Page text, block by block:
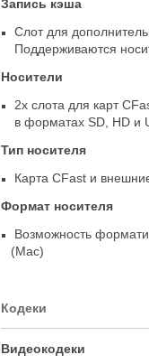
Запись кэша
Слот для
Поддерживаются
Носители
2х слота для карт
в форматах SD HD и
Тип носителя
Карта CFast и
Формат носителя
Возможность
(Mac)
Кодеки
Видеокодеки